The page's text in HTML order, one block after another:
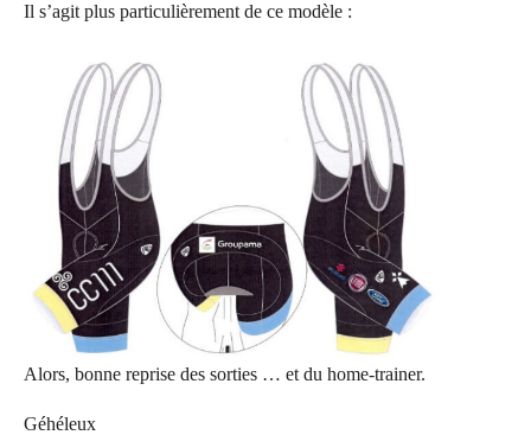
Il s’agit plus particulièrement de ce modèle :
Alors, bonne reprise des sorties … et du home-trainer.
Géhéleux